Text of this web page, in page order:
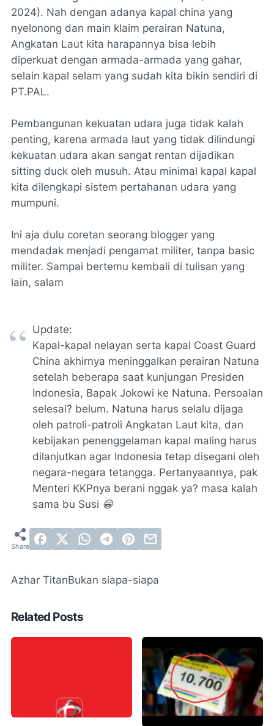
2024). Nah dengan adanya kapal china yang
nyelonong dan main klaim perairan Natuna,
Angkatan Laut kita harapannya bisa lebih
diperkuat dengan armada-armada yang gahar,
selain kapal selam yang sudah kita bikin sendiri di
PT.PAL.
Pembangunan kekuatan udara juga tidak kalah
penting, karena armada laut yang tidak dilindungi
kekuatan udara akan sangat rentan dijadikan
sitting duck oleh musuh. Atau minimal kapal kapal
kita dilengkapi sistem pertahanan udara yang
mumpuni.
Ini aja dulu coretan seorang blogger yang
mendadak menjadi pengamat militer, tanpa basic
militer. Sampai bertemu kembali di tulisan yang
lain, salam
Update:
Kapal-kapal nelayan serta kapal Coast Guard
China akhirnya meninggalkan perairan Natuna
setelah beberapa saat kunjungan Presiden
Indonesia, Bapak Jokowi ke Natuna. Persoalan
selesai? belum. Natuna harus selalu dijaga
oleh patroli-patroli Angkatan Laut kita, dan
kebijakan penenggelaman kapal maling harus
dilanjutkan agar Indonesia tetap disegani oleh
negara-negara tetangga. Pertanyaannya, pak
Menteri KKPnya berani nggak ya? masa kalah
sama bu Susi 😁
Azhar TitanBukan siapa-siapa
Related Posts